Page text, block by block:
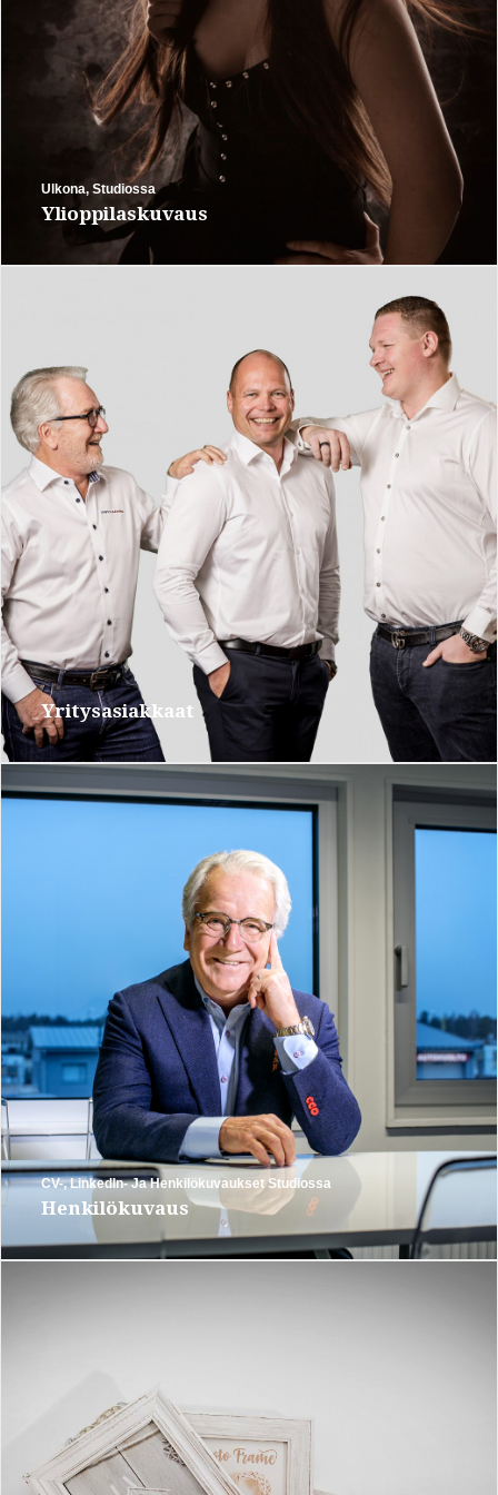
Ulkona, Studiossa
Ylioppilaskuvaus
Yritysasiakkaat
CV-, LinkedIn- Ja Henkilökuvaukset Studiossa
Henkilökuvaus